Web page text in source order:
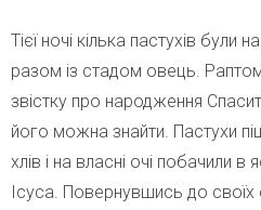
Тієї ночі кілька пастухів були
разом із стадом овець. Раптом
звістку про народження
його можна знайти. Пастухи
хлів і на власні очі побачили
Ісуса. Повернувшись до